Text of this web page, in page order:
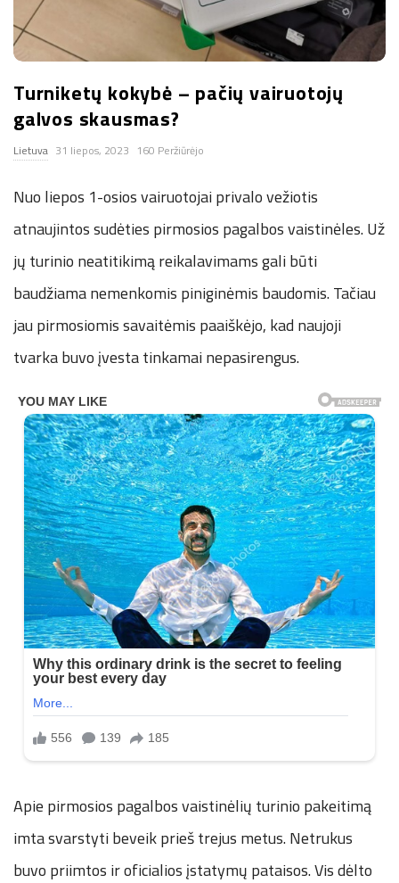
n
.
n
e
t
Turniketų kokybė – pačių vairuotojų
galvos skausmas?
Lietuva 31 liepos, 2023 160 Peržiūrėjo
Nuo liepos 1-osios vairuotojai privalo vežiotis
atnaujintos sudėties pirmosios pagalbos vaistinėles. Už
jų turinio neatitikimą reikalavimams gali būti
baudžiama nemenkomis piniginėmis baudomis. Tačiau
jau pirmosiomis savaitėmis paaiškėjo, kad naujoji
tvarka buvo įvesta tinkamai nepasirengus.
Apie pirmosios pagalbos vaistinėlių turinio pakeitimą
imta svarstyti beveik prieš trejus metus. Netrukus
buvo priimtos ir oficialios įstatymų pataisos. Vis dėlto